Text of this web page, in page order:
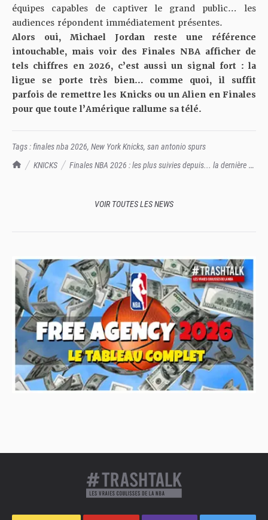
TrashTalk Actu NBA
KNICKS
Finales NBA 2026 : les plus suivies depuis... la dernière de
équipes capables de captiver le grand public… les
audiences répondent immédiatement présentes.
Alors oui, Michael Jordan reste une référence
intouchable, mais voir des Finales NBA afficher de
tels chiffres en 2026, c’est aussi un signal fort : la
ligue se porte très bien… comme quoi, il suffit
parfois de remettre les Knicks ou un Alien en Finales
pour que toute l’Amérique rallume sa télé.
Tags : finales nba 2026, New York Knicks, san antonio spurs
VOIR TOUTES LES NEWS